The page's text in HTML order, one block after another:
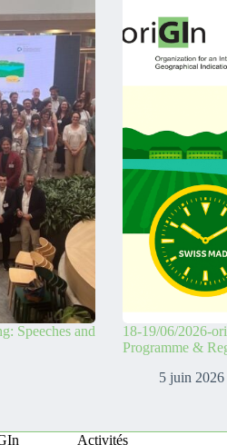
Speeches and
18-19/06/2026-
Programme &
5 juin 2026
Activités